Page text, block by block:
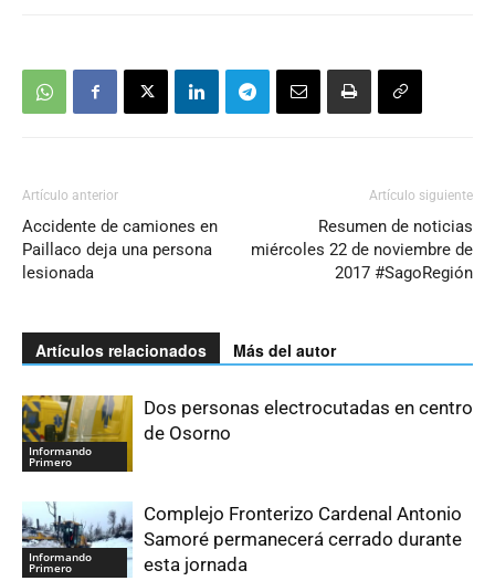
Artículo anterior
Accidente de camiones en
Paillaco deja una persona
lesionada
Artículo siguiente
Resumen de noticias
miércoles 22 de noviembre de
2017 #SagoRegión
Artículos relacionados Más del autor
Informando
Primero
Dos personas electrocutadas en centro
de Osorno
Informando
Primero
Complejo Fronterizo Cardenal Antonio
Samoré permanecerá cerrado durante
esta jornada